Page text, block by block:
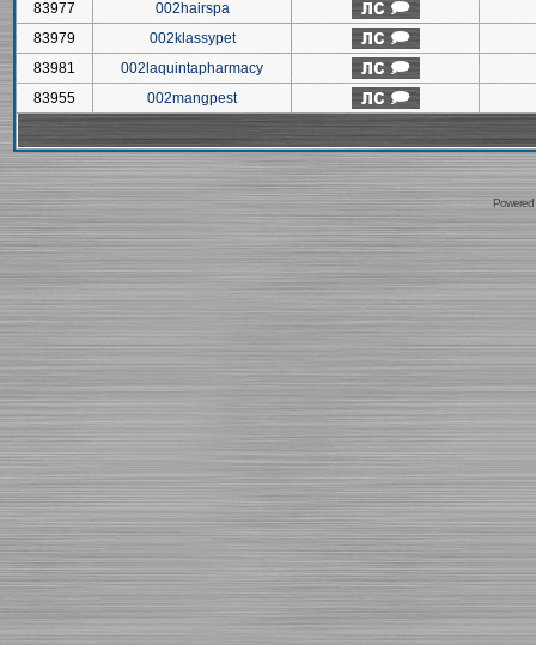
83977
002hairspa
83979
002klassypet
83981
002laquintapharmacy
83955
002mangpest